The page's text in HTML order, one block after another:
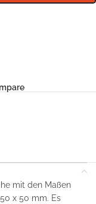
mit den Maßen
x 50 mm. Es